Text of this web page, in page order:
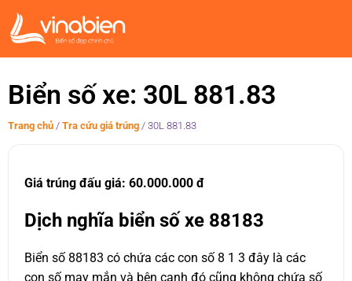
Biển số xe: 30L 881.83
Trang chủ / Tra cứu giá trúng / 30L 881.83
Giá trúng đấu giá: 60.000.000 đ
Dịch nghĩa biển số xe 88183
Biển số 88183 có chứa các con số 8 1 3 đây là các
con số may mắn và bên cạnh đó cũng không chứa số